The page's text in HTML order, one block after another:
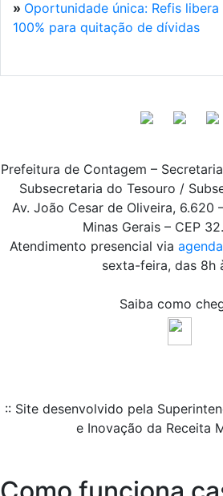
» Oportunidade única: Refis
100% para quitação de dívidas
Prefeitura de Contagem –
Subsecretaria do Tesouro /
Av. João Cesar de Oliveira, 6.620
Minas Gerais – CEP
Atendimento presencial via
sexta-feira, das 8h
Saiba como
:: Site desenvolvido pela
e Inovação da Receita